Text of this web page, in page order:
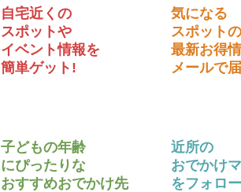
自宅近くの
スポットや
イベント情報を
簡単ゲット!
気になる
スポットの
最新お得
メールで
子どもの年齢
にぴったりな
おすすめおでかけ先
近所の
おでかけ
をフォロ